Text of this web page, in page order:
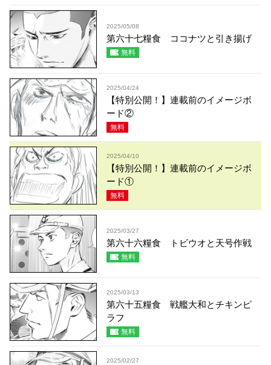
2025/05/08
第六十七糧食 ココナツと引き揚げ
無料
2025/04/24
【特別公開！】連載前のイメージボ
ード②
無料
2025/04/10
【特別公開！】連載前のイメージボ
ード①
無料
2025/03/27
第六十六糧食 トビウオと天号作戦
無料
2025/03/13
第六十五糧食 戦艦大和とチキンピ
ラフ
無料
2025/02/27